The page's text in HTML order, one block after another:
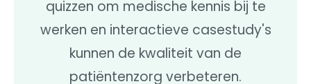
quizzen om medische kennis bij te
werken en interactieve casestudy's
kunnen de kwaliteit van de
patiëntenzorg verbeteren.